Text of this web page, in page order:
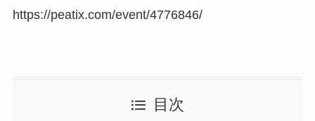
https://peatix.com/event/4776846/
目次